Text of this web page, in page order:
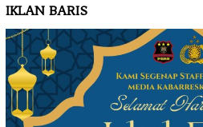
IKLAN BARIS